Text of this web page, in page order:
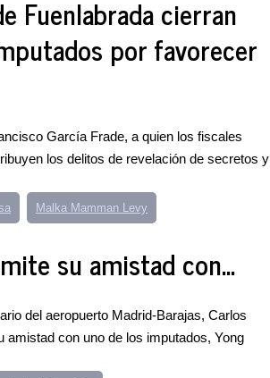
Fuenlabrada cierran
por favorecer
García Frade, a quien los fiscales
los delitos de revelación de secretos y
Malka Mamman Levy
su amistad con...
del aeropuerto Madrid-Barajas, Carlos
amistad con uno de los imputados, Yong